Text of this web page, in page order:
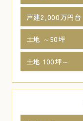
戸建2,000万円台
土地 ～50坪
土地 100坪～